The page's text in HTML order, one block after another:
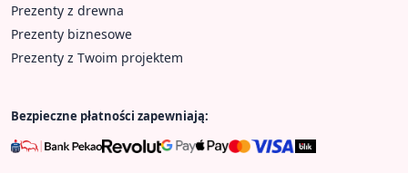
Prezenty z drewna
Prezenty biznesowe
Prezenty z Twoim projektem
Bezpieczne płatności zapewniają: